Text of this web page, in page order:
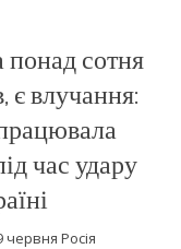
понад сотня
є влучання:
час удару
червня Росія